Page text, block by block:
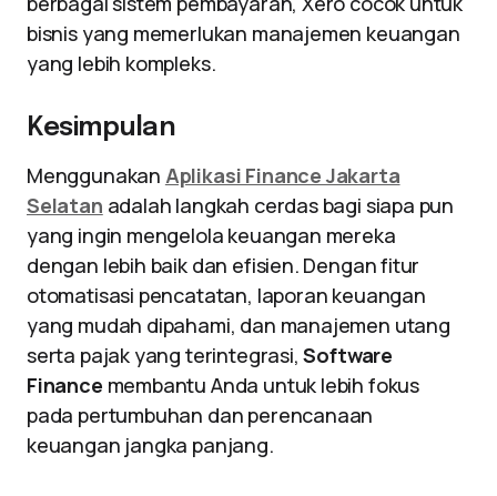
bisnis yang memerlukan manajemen keuangan
yang lebih kompleks.
Kesimpulan
Menggunakan Aplikasi Finance Jakarta
Selatan adalah langkah cerdas bagi siapa pun
yang ingin mengelola keuangan mereka
dengan lebih baik dan efisien. Dengan fitur
otomatisasi pencatatan, laporan keuangan
yang mudah dipahami, dan manajemen utang
serta pajak yang terintegrasi,Software
Finance membantu Anda untuk lebih fokus
pada pertumbuhan dan perencanaan
keuangan jangka panjang.